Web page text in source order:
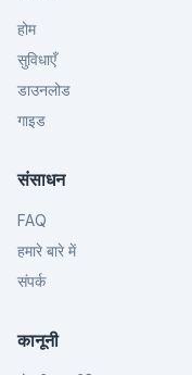
होम
सुविधाएँ
डाउनलोड
गाइड
संसाधन
FAQ
हमारे बारे में
संपर्क
कानूनी